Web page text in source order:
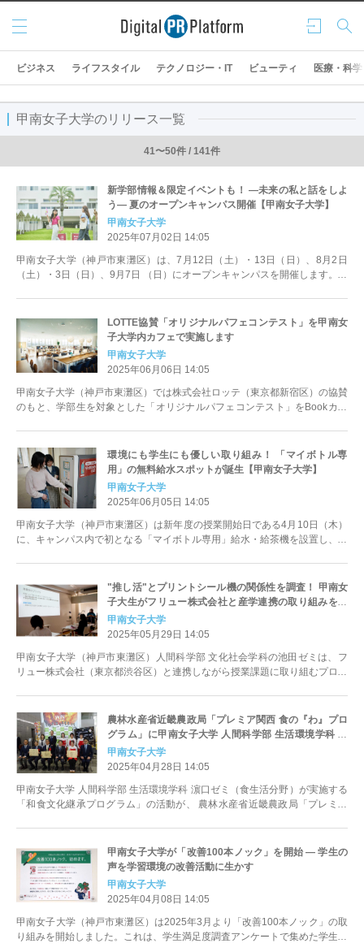
ログ
イン
検索
メニ
ュー
ビジネス ライフスタイル テクノロジー・IT ビューティ 医療・科学
甲南女子大学のリリース一覧
41〜50件 / 141件
新学部情報＆限定イベントも！ ―未来の私と話をしよ
う― 夏のオープンキャンパス開催【甲南女子大学】
甲南女子大学
2025年07月02日 14:05
甲南女子大学（神戸市東灘区）は、7月12日（土）・13日（日）、8月2日
（土）・3日（日）、9月7日 （日）にオープンキャンパスを開催します。今
LOTTE協賛「オリジナルパフェコンテスト」を甲南女
子大学内カフェで実施します
甲南女子大学
2025年06月06日 14:05
甲南女子大学（神戸市東灘区）では株式会社ロッテ（東京都新宿区）の協賛
のもと、学部生を対象とした「オリジナルパフェコンテスト」をBookカフ
環境にも学生にも優しい取り組み！ 「マイボトル専
用」の無料給水スポットが誕生【甲南女子大学】
甲南女子大学
2025年06月05日 14:05
甲南女子大学（神戸市東灘区）は新年度の授業開始日である4月10日（木）
に、キャンパス内で初となる「マイボトル専用」給水・給茶機を設置し、運
"推し活"とプリントシール機の関係性を調査！ 甲南女
子大生がフリュー株式会社と産学連携の取り組みを始
動
甲南女子大学
2025年05月29日 14:05
甲南女子大学（神戸市東灘区）人間科学部 文化社会学科の池田ゼミは、フ
リュー株式会社（東京都渋谷区）と連携しながら授業課題に取り組むプロジ
農林水産省近畿農政局「プレミア関西 食の『わ』プロ
グラム」に甲南女子大学 人間科学部 生活環境学科 濵
口ゼミの「和食文化継承プログラム」が選出、表彰さ
れました
甲南女子大学
2025年04月28日 14:05
甲南女子大学 人間科学部 生活環境学科 濵口ゼミ（食生活分野）が実施する
「和食文化継承プログラム」の活動が、 農林水産省近畿農政局「プレミア
甲南女子大学が「改善100本ノック」を開始 ― 学生の
声を学習環境の改善活動に生かす
甲南女子大学
2025年04月08日 14:05
甲南女子大学（神戸市東灘区）は2025年3月より「改善100本ノック」の取
り組みを開始しました。これは、学生満足度調査アンケートで集めた学生の